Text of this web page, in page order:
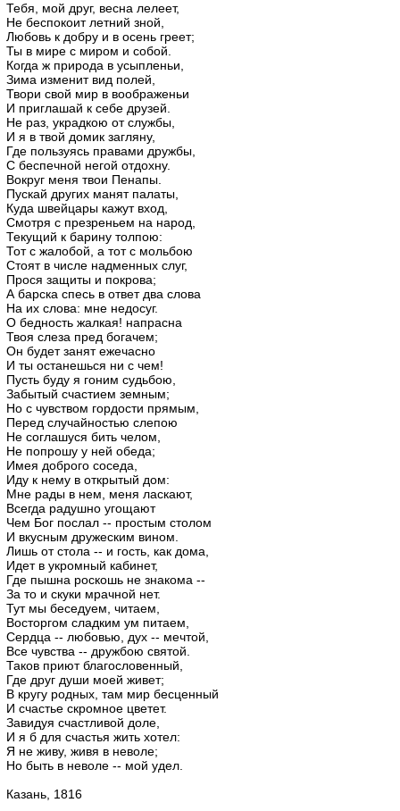
Тебя, мой друг, весна лелеет,
Не беспокоит летний зной,
Любовь к добру и в осень греет;
Ты в мире с миром и собой.
Когда ж природа в усыпленьи,
Зима изменит вид полей,
Твори свой мир в воображеньи
И приглашай к себе друзей.
Не раз, украдкою от службы,
И я в твой домик загляну,
Где пользуясь правами дружбы,
С беспечной негой отдохну.
Вокруг меня твои Пенапы.
Пускай других манят палаты,
Куда швейцары кажут вход,
Смотря с презреньем на народ,
Текущий к барину толпою:
Тот с жалобой, а тот с мольбою
Стоят в числе надменных слуг,
Прося защиты и покрова;
А барска спесь в ответ два слова
На их слова: мне недосуг.
О бедность жалкая! напрасна
Твоя слеза пред богачем;
Он будет занят ежечасно
И ты останешься ни с чем!
Пусть буду я гоним судьбою,
Забытый счастием земным;
Но с чувством гордости прямым,
Перед случайностью слепою
Не соглашуся бить челом,
Не попрошу у ней обеда;
Имея доброго соседа,
Иду к нему в открытый дом:
Мне рады в нем, меня ласкают,
Всегда радушно угощают
Чем Бог послал -- простым столом
И вкусным дружеским вином.
Лишь от стола -- и гость, как дома,
Идет в укромный кабинет,
Где пышна роскошь не знакома --
За то и скуки мрачной нет.
Тут мы беседуем, читаем,
Восторгом сладким ум питаем,
Сердца -- любовью, дух -- мечтой,
Все чувства -- дружбою святой.
Таков приют благословенный,
Где друг души моей живет;
В кругу родных, там мир бесценный
И счастье скромное цветет.
Завидуя счастливой доле,
И я б для счастья жить хотел:
Я не живу, живя в неволе;
Но быть в неволе -- мой удел.
Казань, 1816